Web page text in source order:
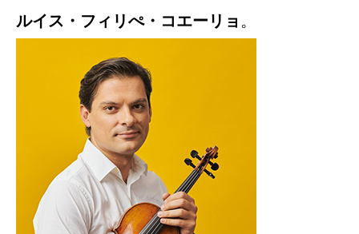
ルイス・フィリぺ・コエーリョ 。